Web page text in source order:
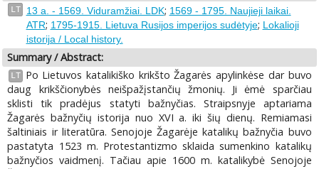
LT 13 a. - 1569. Viduramžiai. LDK; 1569 - 1795. Naujieji laikai.
ATR; 1795-1915. Lietuva Rusijos imperijos sudėtyje; Lokalioji
istorija / Local history.
Summary / Abstract:
LT
Po Lietuvos katalikiško krikšto Žagarės apylinkėse dar buvo
daug krikščionybės neišpažįstančių žmonių. Ji ėmė sparčiau
sklisti tik pradėjus statyti bažnyčias. Straipsnyje aptariama
Žagarės bažnyčių istorija nuo XVI a. iki šių dienų. Remiamasi
šaltiniais ir literatūra. Senojoje Žagarėje katalikų bažnyčia buvo
pastatyta 1523 m. Protestantizmo sklaida sumenkino katalikų
bažnyčios vaidmenį. Tačiau apie 1600 m. katalikybė Senojoje